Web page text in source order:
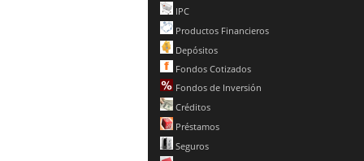
IPC
Productos Financieros
Depósitos
Fondos Cotizados
Fondos de Inversión
Créditos
Préstamos
Seguros